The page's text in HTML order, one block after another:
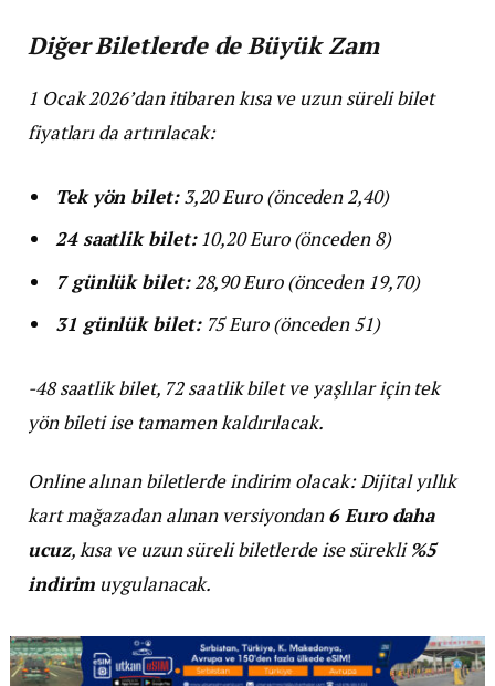
Diğer Biletlerde de Büyük Zam
1 Ocak 2026’dan itibaren kısa ve uzun süreli bilet
fiyatları da artırılacak:
Tek yön bilet:3,20 Euro (önceden 2,40)
24 saatlik bilet:10,20 Euro (önceden 8)
7 günlük bilet:28,90 Euro (önceden 19,70)
31 günlük bilet:75 Euro (önceden 51)
-48 saatlik bilet, 72 saatlik bilet ve yaşlılar için tek
yön bileti ise tamamen kaldırılacak.
Online alınan biletlerde indirim olacak: Dijital yıllık
kart mağazadan alınan versiyondan6 Euro daha
ucuz, kısa ve uzun süreli biletlerde ise sürekli%5
indirim uygulanacak.